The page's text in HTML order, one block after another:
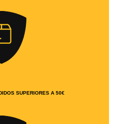
SUPERIORES A 50€